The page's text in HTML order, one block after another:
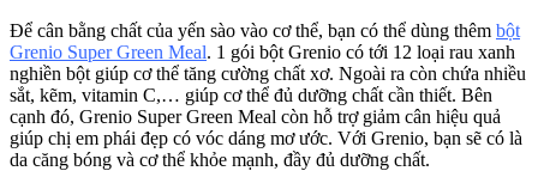
Để cân bằng chất của yến sào vào cơ thể, bạn có thể dùng thêm bột
Grenio Super Green Meal. 1 gói bột Grenio có tới 12 loại rau xanh
nghiền bột giúp cơ thể tăng cường chất xơ. Ngoài ra còn chứa nhiều
sắt, kẽm, vitamin C,… giúp cơ thể đủ dưỡng chất cần thiết. Bên
cạnh đó, Grenio Super Green Meal còn hỗ trợ giảm cân hiệu quả
giúp chị em phái đẹp có vóc dáng mơ ước. Với Grenio, bạn sẽ có là
da căng bóng và cơ thể khỏe mạnh, đầy đủ dưỡng chất.